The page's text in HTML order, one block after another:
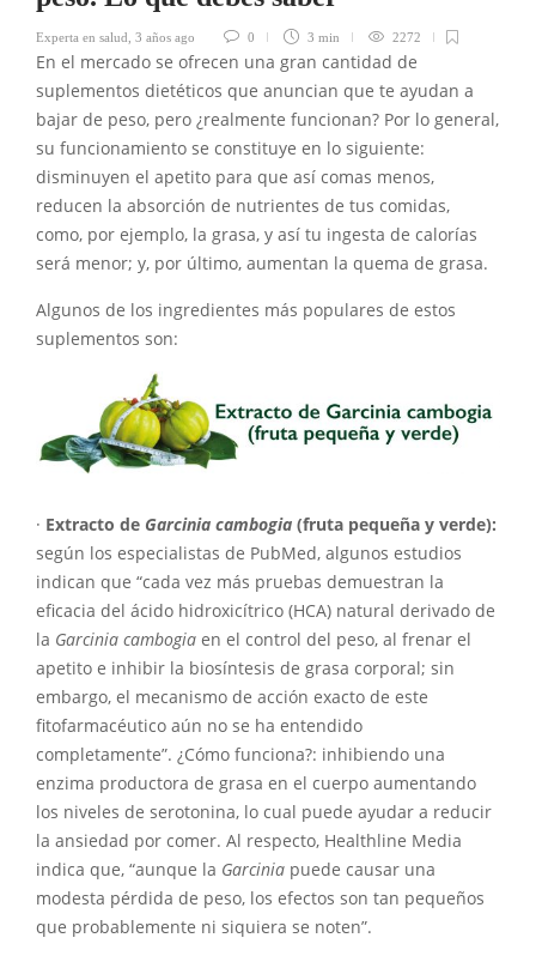
Experta en salud 3 años ago 0 3 min 2272
En el mercado se ofrecen una gran cantidad de
suplementos dietéticos que anuncian que te ayudan a
bajar de peso, pero ¿realmente funcionan? Por lo general,
su funcionamiento se constituye en lo siguiente:
disminuyen el apetito para que así comas menos,
reducen la absorción de nutrientes de tus comidas,
como, por ejemplo, la grasa, y así tu ingesta de calorías
será menor; y, por último, aumentan la quema de grasa.
Algunos de los ingredientes más populares de estos
suplementos son:
· Extracto de Garcinia cambogia (fruta pequeña y verde):
según los especialistas de PubMed, algunos estudios
indican que “cada vez más pruebas demuestran la
eficacia del ácido hidroxicítrico (HCA) natural derivado de
la Garcinia cambogia en el control del peso, al frenar el
apetito e inhibir la biosíntesis de grasa corporal; sin
embargo, el mecanismo de acción exacto de este
fitofarmacéutico aún no se ha entendido
completamente”. ¿Cómo funciona?: inhibiendo una
enzima productora de grasa en el cuerpo aumentando
los niveles de serotonina, lo cual puede ayudar a reducir
la ansiedad por comer. Al respecto, Healthline Media
indica que, “aunque la Garcinia puede causar una
modesta pérdida de peso, los efectos son tan pequeños
que probablemente ni siquiera se noten”.